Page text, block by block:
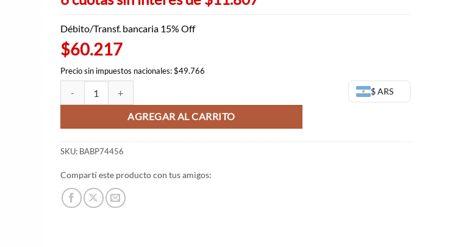
Débito/Transf. bancaria 15% Off
$60.217
Precio sin impuestos nacionales: $49.766
$ ARS
AGREGAR AL CARRITO
SKU: BABP74456
Compartí este producto con tus amigos: